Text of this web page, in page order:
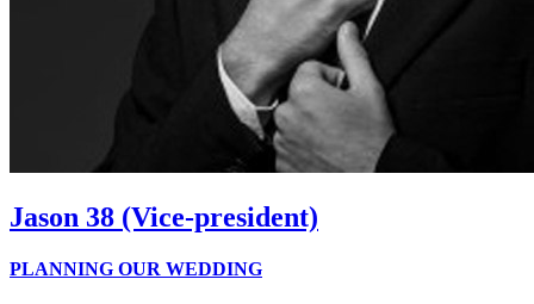
Jason 38 (Vice-president)
PLANNING OUR WEDDING